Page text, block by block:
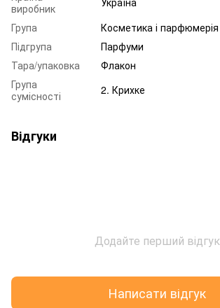
виробник
Група
Косметика і парфюмерія
Підгрупа
Парфуми
Тара/упаковка
Флакон
Група
сумісності
2. Крихке
Відгуки
Додайте перший відгук
Написати відгук